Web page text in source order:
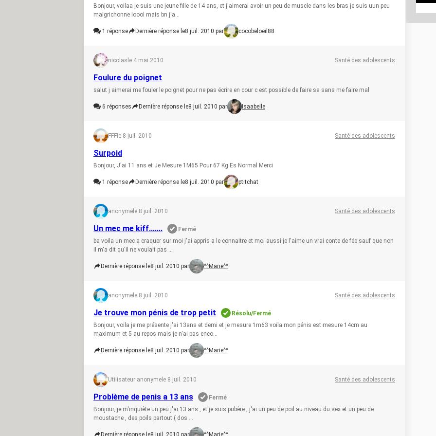
Bonjour, voilaa je suis une jeune fille de 14 ans, et j'aimerai avoir un peu de muscle dans les bras je suis uun peu
maigrichonne loool mais bn j'a...
1 réponse Dernière réponse le8 juil. 2010 par cocobeloeil88
nicolas le 4 mai 2010 Santé des adolescents
Foulure du poignet
salut j aimerai me fouler le poignet pour ne pas écrire en cour c est possible de faire sa sans me faire mal
6 réponses Dernière réponse le8 juil. 2010 par Isaabelle
FFF le 8 juil. 2010 Santé des adolescents
Surpoid
Bonjour, J'ai 11 ans et Je Mesure 1M65 Pour 67 Kg Es Normal Merci
1 réponse Dernière réponse le8 juil. 2010 par ptitchat
anonyme le 8 juil. 2010 Santé des adolescents
Un mec me kiff.......
Fermé
ba voila un mec a craquer sur moi j'ai appris a le connaitre et moi aussi je l'aime un vrai conte de fée sauf que non
il m'a dit qu'il ne voulait pas ...
Dernière réponse le8 juil. 2010 par ^^Marie^^
anonyme le 8 juil. 2010 Santé des adolescents
Je trouve mon pénis de trop petit
Résolu/Fermé
Bonjour, voila je me présente j'ai 13ans et demi et je mesure 1m63 voila mon pénis est mesure 14cm au
maximum et 5 au repos mais je n'ai pas enco...
Dernière réponse le8 juil. 2010 par ^^Marie^^
Utilisateur anonyme le 8 juil. 2010 Santé des adolescents
Problème de penis a 13 ans
Fermé
Bonjour, je m'inquiète un peu j'ai 13 ans , et je suis pubère , j'ai un peu de poil au niveau du sex et un peu de
moustache , des poils partout ( dos ...
Dernière réponse le8 juil. 2010 par ^^Marie^^